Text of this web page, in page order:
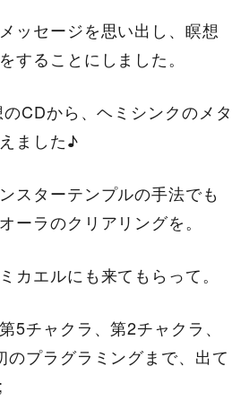
ッセージを思い出し、瞑想
することにしました。
CDから、ヘミシンクのメタ
ました♪
スターテンプルの手法でも
ーラのクリアリングを。
カエルにも来てもらって。
5チャクラ、第2チャクラ、
のプラグラミングまで、出て